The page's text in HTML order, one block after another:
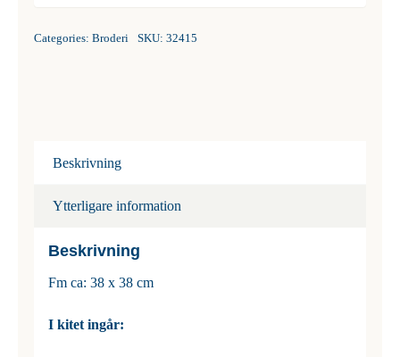
Categories: Broderi SKU: 32415
Beskrivning
Ytterligare information
Beskrivning
Fm ca: 38 x 38 cm
I kitet ingår: